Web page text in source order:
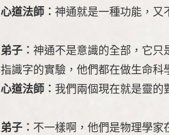
心道法師︰ 神通就是一種功能，又
弟子︰ 神通不是意識的全部，它只
指識字的實驗，他們都在做生命科
心道法師︰ 我們兩個現在就是靈的
弟子︰ 不一樣啊，他們是物理學家